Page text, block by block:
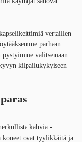
vertaillen
parhaan
valitsemaan
kilpailukykyiseen
kahvia -
koneet ovat tyylikkäitä ja